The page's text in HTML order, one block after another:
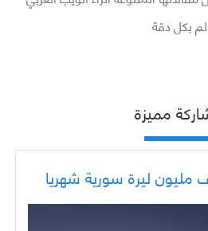
بكل دقة
مميزة
ليرة سورية شهريا